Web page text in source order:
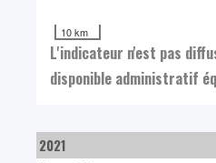
10 km
L'indicateur n'est pas
disponible administratif
2021